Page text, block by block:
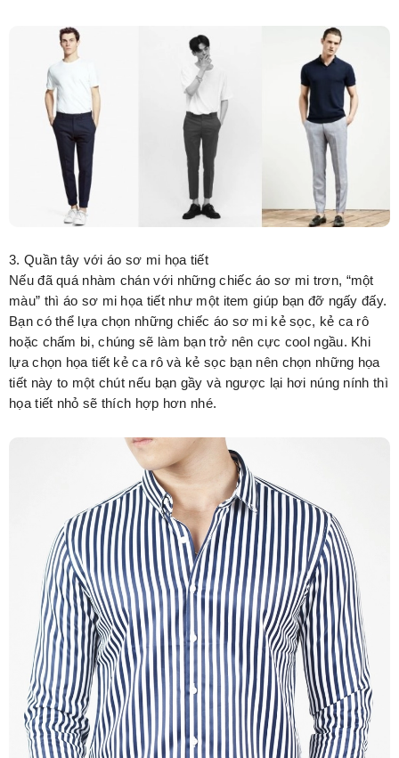
3. Quần tây với áo sơ mi họa tiết
Nếu đã quá nhàm chán với những chiếc áo sơ mi trơn, “một
màu” thì áo sơ mi họa tiết như một item giúp bạn đỡ ngấy đấy.
Bạn có thể lựa chọn những chiếc áo sơ mi kẻ sọc, kẻ ca rô
hoặc chấm bi, chúng sẽ làm bạn trở nên cực cool ngầu. Khi
lựa chọn họa tiết kẻ ca rô và kẻ sọc bạn nên chọn những họa
tiết này to một chút nếu bạn gầy và ngược lại hơi núng nính thì
họa tiết nhỏ sẽ thích hợp hơn nhé.